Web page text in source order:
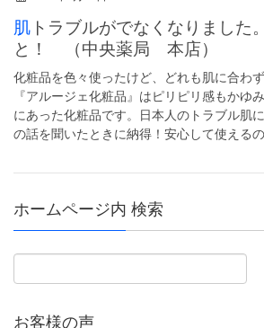
肌トラブルがでなくなりました。これでない
と！ （中央薬局 本店）
化粧品を色々使ったけど、どれも肌に合わ
『アルージェ化粧品』はピリピリ感もかゆ
にあった化粧品です。日本人のトラブル肌
の話を聞いたときに納得！安心して使える
ホームページ内 検索
お客様の声